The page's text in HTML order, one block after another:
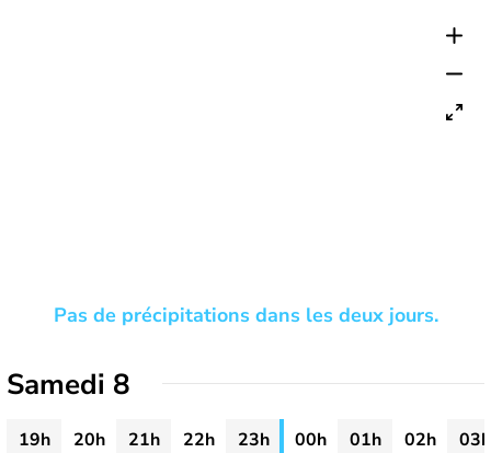
Pas de précipitations dans les deux jours.
Samedi 8
19h 20h 21h 22h 23h 00h 01h 02h
03h